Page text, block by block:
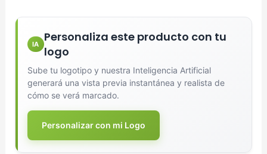
IA
Personaliza este producto con tu
logo
Sube tu logotipo y nuestra Inteligencia Artificial
generará una vista previa instantánea y realista de
cómo se verá marcado.
Personalizar con mi Logo